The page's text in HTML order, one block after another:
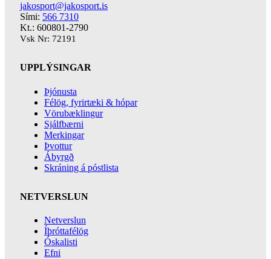
jakosport@jakosport.is
Sími: 566 7310
Kt.: 600801-2790
Vsk Nr: 72191
UPPLÝSINGAR
Þjónusta
Félög, fyrirtæki & hópar
Vörubæklingur
Sjálfbærni
Merkingar
Þvottur
Ábyrgð
Skráning á póstlista
NETVERSLUN
Netverslun
Íþróttafélög
Óskalisti
Efni